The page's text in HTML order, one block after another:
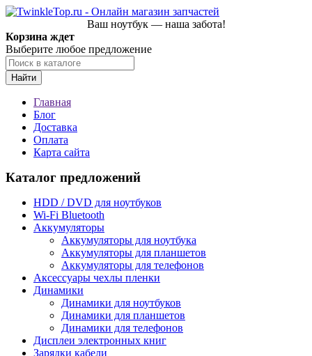
Ваш ноутбук — наша забота!
Корзина ждет
Выберите любое предложение
Найти
Главная
Блог
Доставка
Оплата
Карта сайта
Каталог предложений
HDD / DVD для ноутбуков
Wi-Fi Bluetooth
Аккумуляторы
Аккумуляторы для ноутбука
Аккумуляторы для планшетов
Аккумуляторы для телефонов
Аксессуары чехлы пленки
Динамики
Динамики для ноутбуков
Динамики для планшетов
Динамики для телефонов
Дисплеи электронных книг
Зарядки кабели